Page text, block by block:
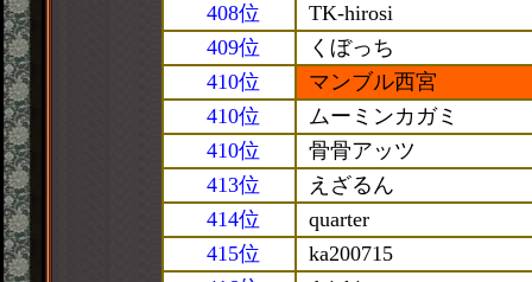
408位
TK-hirosi
409位
くぼっち
410位
マンブル西宮
410位
ムーミンカガミ
410位
骨骨アッツ
413位
えざるん
414位
quarter
415位
ka200715